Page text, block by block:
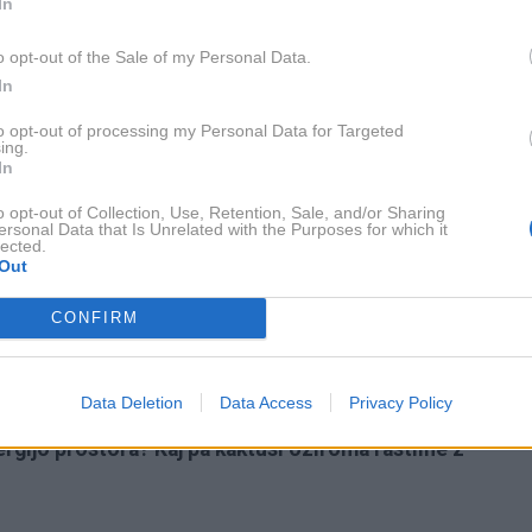
opt-out of the Sale of my Personal Data.
opt-out of processing my Personal Data for Targeted
opt-out of Collection, Use, Retention, Sale, and/or Sharing
Data that Is Unrelated with the Purposes for which it
CONFIRM
Data Deletion Data Access Privacy Policy
graditi po univerzalnih načelih narave?
s prepolnimi domovi in zakaj je pomembno, da
kakšna za kuhinjo?
majhnem stanovanju?
pri urejanju doma?
prinašajo pozitivno ali negativno energijo?
prostora? Kaj pa kaktusi oziroma rastline z